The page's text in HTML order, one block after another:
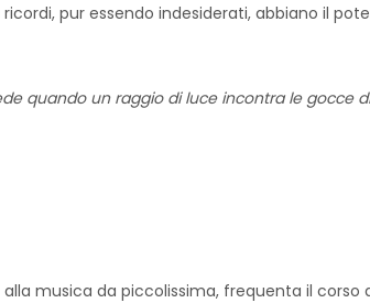
pur essendo indesiderati, abbiano il
quando un raggio di luce incontra le gocce
alla musica da piccolissima, frequenta il